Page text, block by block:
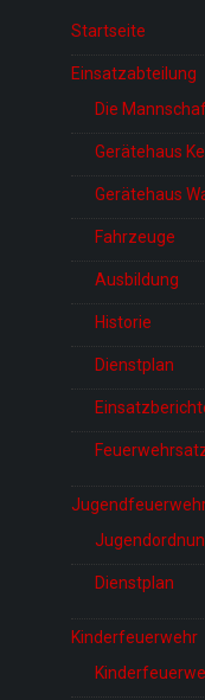
Startseite
Einsatzabteilung
Die
Gerätehaus
Gerätehaus
Fahrzeuge
Ausbildung
Historie
Dienstplan
Dienstplan
Kinderfeuerwehr